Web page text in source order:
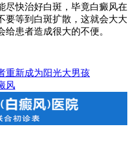
尽快治好白斑，毕竟白癜风在
要等到白斑扩散，这就会大大
患者造成很大的不便。
重新成为阳光大男孩
风